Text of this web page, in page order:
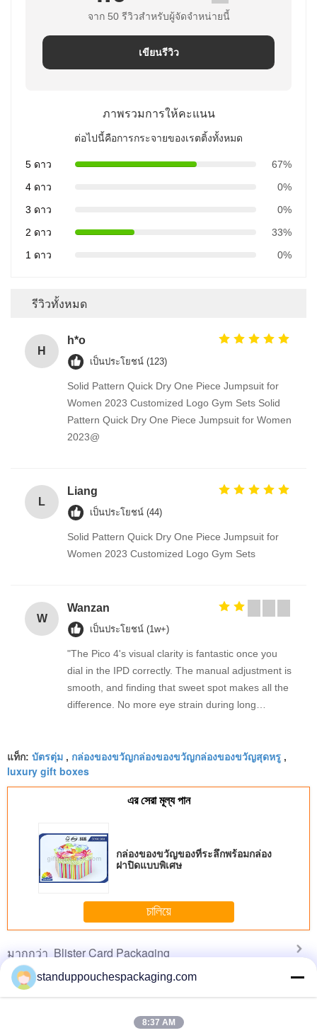
จาก 50 รีวิวสําหรับผู้จัดจําหน่ายนี้
เขียนรีวิว
ภาพรวมการให้คะแนน
ต่อไปนี้คือการกระจายของเรตติ้งทั้งหมด
5 ดาว
67%
4 ดาว
0%
3 ดาว
0%
2 ดาว
33%
1 ดาว
0%
รีวิวทั้งหมด
H
h*o
เป็นประโยชน์ (123)
Solid Pattern Quick Dry One Piece Jumpsuit for
Women 2023 Customized Logo Gym Sets Solid
Pattern Quick Dry One Piece Jumpsuit for Women
2023@
L
Liang
เป็นประโยชน์ (44)
Solid Pattern Quick Dry One Piece Jumpsuit for
Women 2023 Customized Logo Gym Sets
W
Wanzan
เป็นประโยชน์ (1w+)
"The Pico 4's visual clarity is fantastic once you
dial in the IPD correctly. The manual adjustment is
smooth, and finding that sweet spot makes all the
difference. No more eye strain during long
fantastic once you dial in the IPD correctly. The
manual adjustment is smooth, and finding that
sweet spot makes all the difference. No more eye
strain during long sessions. Highly recommend
visual clarity is fantastic once you dial in the IPD
correctly. The manual adjustment is smooth, and
finding that sweet spot makes all the difference.
recommend taking the time to set it up
properly!""The Pico 4's visual clarity is fantastic
adjustment is smooth, and finding that sweet spot
makes all the difference. No more eye strain
แท็ก: บัตรตุ่ม , กล่องของขวัญกล่องของขวัญกล่องของขวัญสุดหรู ,
luxury gift boxes
এর সেরা মূল্য পান
กล่องของขวัญของที่ระลึกพร้อมกล่อง
ฝาปิดแบบพิเศษ
চালিয়ে
มากกว่า Blister Card Packaging
standuppouchespackaging.com
8:37 AM